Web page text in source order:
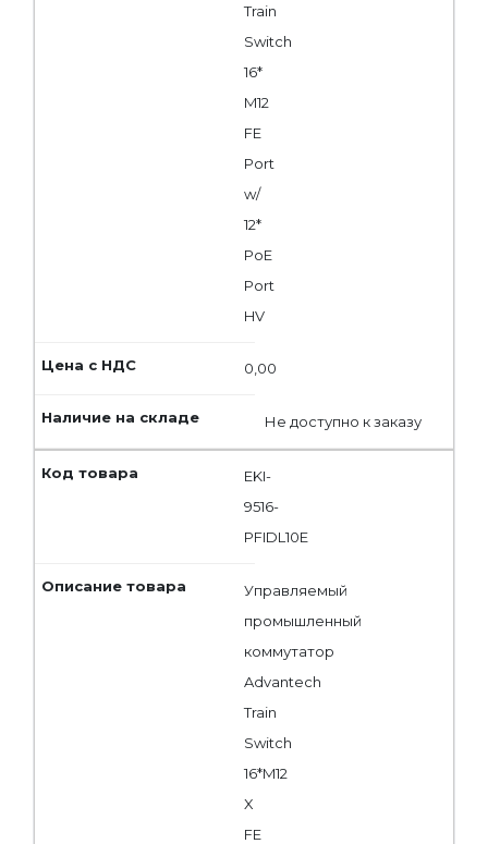
Train
Switch
16*
M12
FE
Port
w/
12*
PoE
Port
HV
0,00
Не доступно к заказу
EKI-
9516-
PFIDL10E
Управляемый
промышленный
коммутатор
Advantech
Train
Switch
16*M12
X
FE